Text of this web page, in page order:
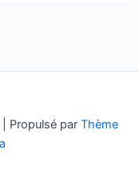
Propulsé par Thème